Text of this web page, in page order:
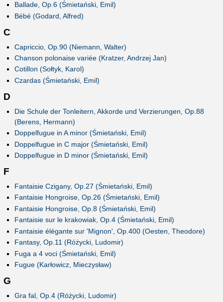
Ballade, Op.6 (Śmietański, Emil)
Bébé (Godard, Alfred)
C
Capriccio, Op.90 (Niemann, Walter)
Chanson polonaise variée (Kratzer, Andrzej Jan)
Cotillon (Sołtyk, Karol)
Czardas (Śmietański, Emil)
D
Die Schule der Tonleitern, Akkorde und Verzierungen, Op.88
(Berens, Hermann)
Doppelfugue in A minor (Śmietański, Emil)
Doppelfugue in C major (Śmietański, Emil)
Doppelfugue in D minor (Śmietański, Emil)
F
Fantaisie Czigany, Op.27 (Śmietański, Emil)
Fantaisie Hongroise, Op.26 (Śmietański, Emil)
Fantaisie Hongroise, Op.8 (Śmietański, Emil)
Fantaisie sur le krakowiak, Op.4 (Śmietański, Emil)
Fantaisie élégante sur 'Mignon', Op.400 (Oesten, Theodore)
Fantasy, Op.11 (Różycki, Ludomir)
Fuga a 4 voci (Śmietański, Emil)
Fugue (Karłowicz, Mieczysław)
G
Gra fal, Op.4 (Różycki, Ludomir)